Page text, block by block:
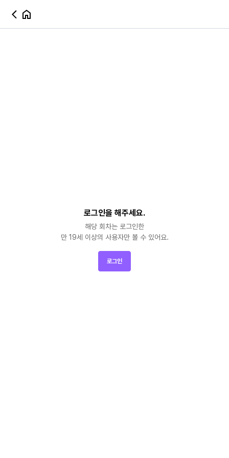
로그인을 해주세요.
해당 회차는 로그인한
만 19세 이상의 사용자만 볼 수 있어요.
로그인